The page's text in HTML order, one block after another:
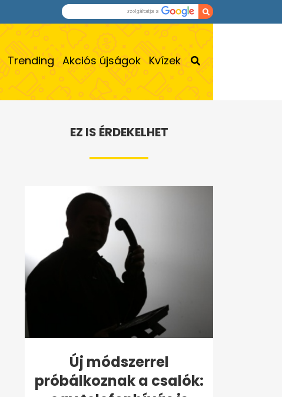
Trending Akciós újságok Kvízek
EZ IS ÉRDEKELHET
Új módszerrel
próbálkoznak a csalók: